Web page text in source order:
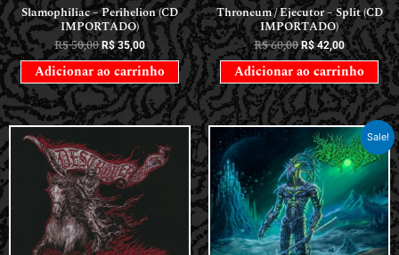
Slamophiliac – Perihelion (CD
IMPORTADO)
R$50,00 R$35,00
Adicionar ao carrinho
Throneum / Ejecutor – Split (CD
IMPORTADO)
R$60,00 R$42,00
Adicionar ao carrinho
Sale!